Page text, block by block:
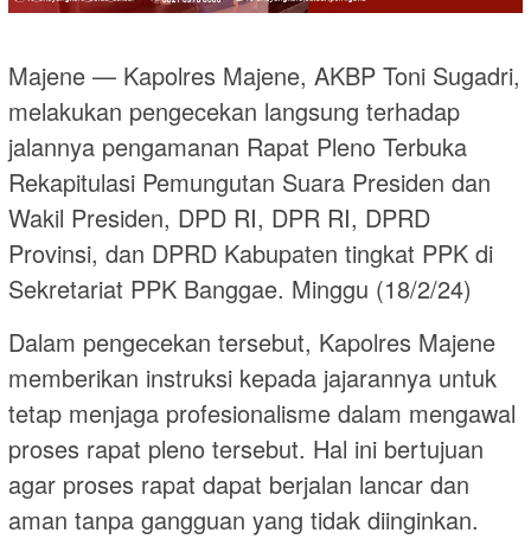
Majene — Kapolres Majene, AKBP Toni Sugadri,
melakukan pengecekan langsung terhadap
jalannya pengamanan Rapat Pleno Terbuka
Rekapitulasi Pemungutan Suara Presiden dan
Wakil Presiden, DPD RI, DPR RI, DPRD
Provinsi, dan DPRD Kabupaten tingkat PPK di
Sekretariat PPK Banggae. Minggu (18/2/24)
Dalam pengecekan tersebut, Kapolres Majene
memberikan instruksi kepada jajarannya untuk
tetap menjaga profesionalisme dalam mengawal
proses rapat pleno tersebut. Hal ini bertujuan
agar proses rapat dapat berjalan lancar dan
aman tanpa gangguan yang tidak diinginkan.